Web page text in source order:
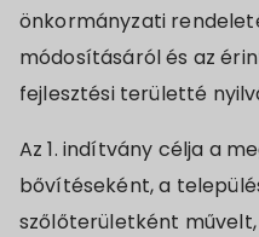
2024.
önkormányzati
módosításáról és az
fejlesztési területté
Az 1. indítvány célja a
bővítéseként, a
szőlőterületként